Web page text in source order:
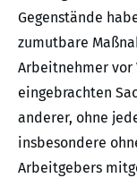
Gegenstände
zumutbare
Arbeitnehmer vor
eingebrachten
anderer, ohne
insbesondere
Arbeitgebers